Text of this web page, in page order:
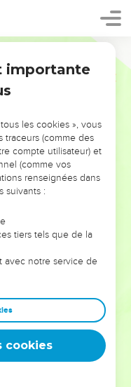
!
VOUS ÉVITER LES
les doutes, les erreurs
alors même que ce
et responsables
afin que leurs erreurs
un ministère, une
expérience est faite
importante
les cookies », vous
(comme des
compte utilisateur) et
(comme vos
renseignées dans
suivants :
tiers tels que de la
avec notre service de
cookies